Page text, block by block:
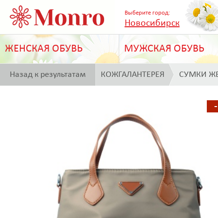
Выберите город:
Новосибирск
ЖЕНСКАЯ ОБУВЬ МУЖСКАЯ ОБУВЬ
Назад к результатам КОЖГАЛАНТЕРЕЯ СУМКИ